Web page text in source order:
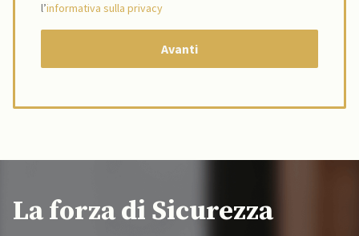
l’informativa sulla privacy
La forza di Sicurezza